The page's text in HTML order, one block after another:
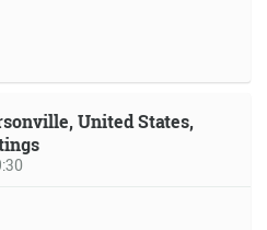
United States,